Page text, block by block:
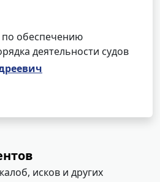
обеспечению
деятельности судов
исков и других